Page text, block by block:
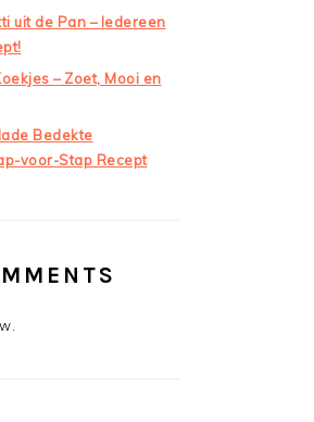
uit de Pan – Iedereen
– Zoet, Mooi en
Bedekte
voor-Stap Recept